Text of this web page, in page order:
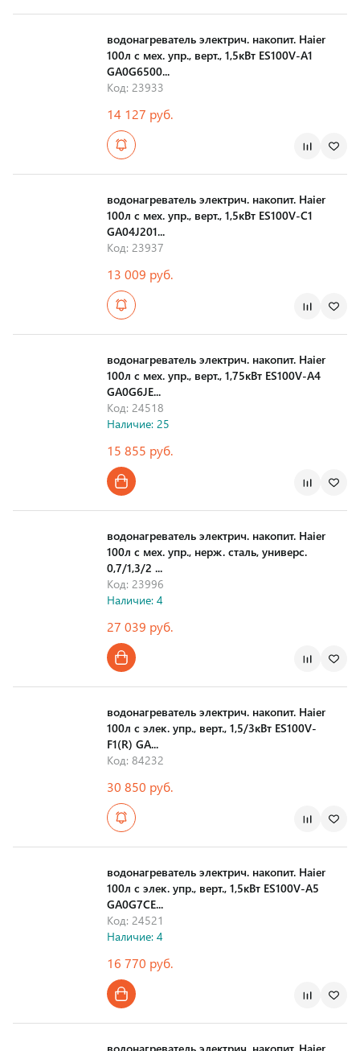
водонагреватель электрич. накопит. Haier
100л с мех. упр., верт., 1,5кВт ES100V-A1
GA0G6500...
Код: 23933
14 127 руб.
водонагреватель электрич. накопит. Haier
100л с мех. упр., верт., 1,5кВт ES100V-C1
GA04J201...
Код: 23937
13 009 руб.
водонагреватель электрич. накопит. Haier
100л с мех. упр., верт., 1,75кВт ES100V-A4
GA0G6JE...
Код: 24518
Наличие: 25
15 855 руб.
водонагреватель электрич. накопит. Haier
100л с мех. упр., нерж. сталь, универс.
0,7/1,3/2 ...
Код: 23996
Наличие: 4
27 039 руб.
водонагреватель электрич. накопит. Haier
100л с элек. упр., верт., 1,5/3кВт ES100V-
F1(R) GA...
Код: 84232
30 850 руб.
водонагреватель электрич. накопит. Haier
100л с элек. упр., верт., 1,5кВт ES100V-A5
GA0G7CE...
Код: 24521
Наличие: 4
16 770 руб.